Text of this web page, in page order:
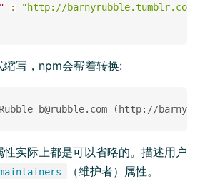
:
"http://barnyrubble.tumblr.com/"
缩写，npm会帮着转换:
性实际上都是可以省略的。描述用户
（维护者）属性。